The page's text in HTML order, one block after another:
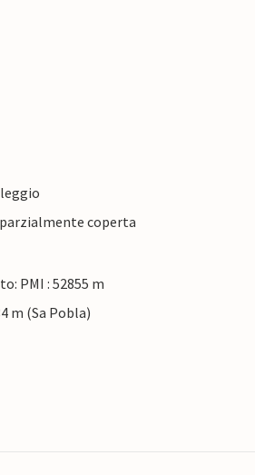
coperta
PMI : 52855 m
m (Sa Pobla)